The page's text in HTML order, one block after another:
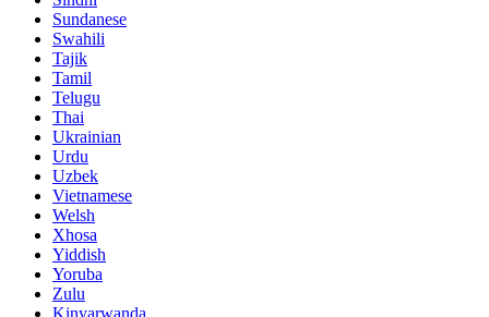
Sundanese
Swahili
Tajik
Tamil
Telugu
Thai
Ukrainian
Urdu
Uzbek
Vietnamese
Welsh
Xhosa
Yiddish
Yoruba
Zulu
Kinyarwanda